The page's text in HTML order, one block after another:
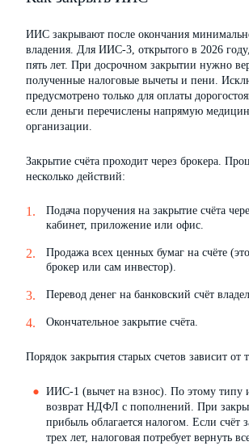
ИИС закрывают после окончания
владения. Для ИИС-3, открытого в 2026 году,
пять лет. При досрочном закрытии нужно
полученные налоговые вычеты и пени.
предусмотрено только для оплаты
если деньги перечислены напрямую
организации.
Закрытие счёта проходит через брокера.
несколько действий:
Подача поручения на закрытие счёта
кабинет, приложение или офис.
Продажа всех ценных бумаг на счёте
брокер или сам инвестор).
Перевод денег на банковский счёт
Окончательное закрытие счёта.
Порядок закрытия старых счетов зависит
ИИС-1 (вычет на взнос). По этому типу
возврат НДФЛ с пополнений. При
прибыль облагается налогом. Если счёт
трех лет, налоговая потребует вернуть